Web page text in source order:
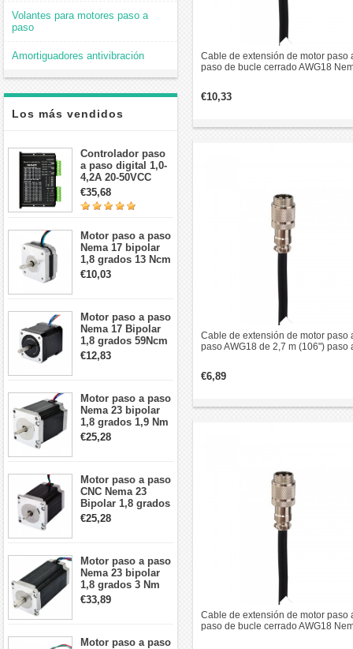
Volantes para motores paso a
paso
Amortiguadores antivibración
Los más vendidos
Controlador paso
a paso digital 1,0-
4,2A 20-50VCC
para motor paso a
paso Nema 17, 23,
24
€35,68
Motor paso a paso
Nema 17 bipolar
1,8 grados 13 Ncm
1A 3,5 V
42x42x20mm 4
€10,03
Motor paso a paso
Nema 17 Bipolar
1,8 grados 59Ncm
2A 42x48mm 4
cables compatible
€12,83
Motor paso a paso
Nema 23 bipolar
1,8 grados 1,9 Nm
2,8 A 3,2 V
57x57x76mm 4
€25,28
Motor paso a paso
CNC Nema 23
Bipolar 1,8 grados
1,9 Nm 3A 3,36 V
57x57x76mm 4
€25,28
Motor paso a paso
Nema 23 bipolar
1,8 grados 3 Nm
4,2A 57x57x114mm
motor paso a paso
€33,89
Motor paso a paso
Cable de extensión de motor paso
paso de bucle cerrado AWG18
€10,33
Cable de extensión de motor paso
paso AWG18 de 2,7 m (106") paso
€6,89
Cable de extensión de motor paso
paso de bucle cerrado AWG18